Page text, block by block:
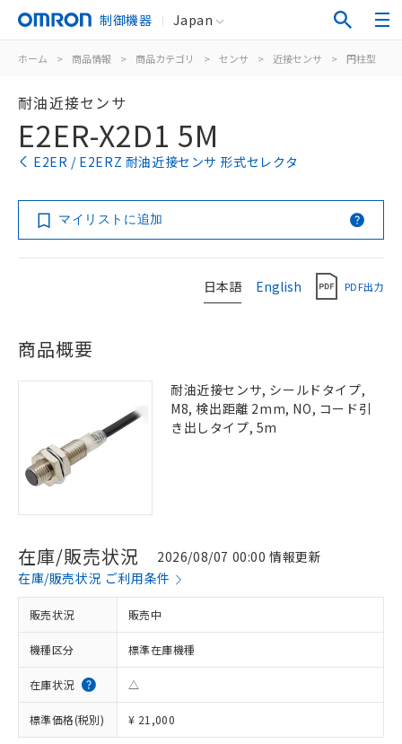
制御機器 Japan
ホーム > 商品情報 > 商品カテゴリ > センサ > 近接センサ > 円柱型
耐油近接センサ
E2ER-X2D1 5M
E2ER / E2ERZ 耐油近接センサ 形式セレクタ
マイリストに追加
日本語 English PDF出力
商品概要
耐油近接センサ, シールドタイプ,
M8, 検出距離 2mm, NO, コード引
き出しタイプ, 5m
在庫/販売状況
2026/08/07 00:00 情報更新
在庫/販売状況 ご利用条件
販売状況 販売中
機種区分 標準在庫機種
在庫状況 △
標準価格(税別) ¥ 21,000